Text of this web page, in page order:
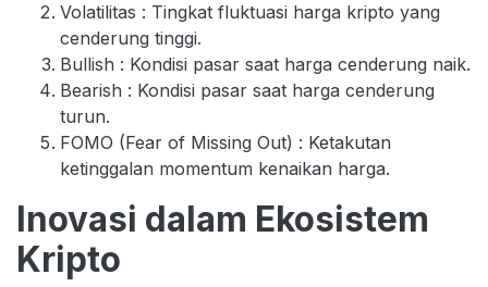
Volatilitas : Tingkat fluktuasi harga kripto yang
cenderung tinggi.
Bullish : Kondisi pasar saat harga cenderung naik.
Bearish : Kondisi pasar saat harga cenderung
turun.
FOMO (Fear of Missing Out) : Ketakutan
ketinggalan momentum kenaikan harga.
Inovasi dalam Ekosistem
Kripto